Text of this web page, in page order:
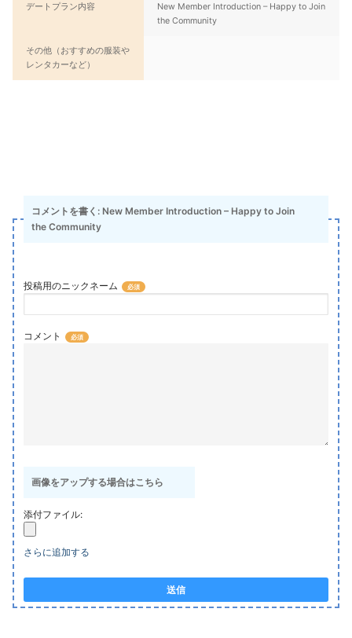
デートプラン内容
New Member Introduction – Happy to Join
the Community
その他（おすすめの服装や
レンタカーなど）
コメントを書く: New Member Introduction – Happy to Join
the Community
投稿用のニックネーム
コメント
画像をアップする場合はこちら
添付ファイル:
さらに追加する
送信